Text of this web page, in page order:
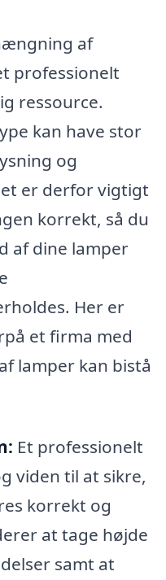
af
professionelt
ressource.
kan have stor
og
er derfor vigtigt
korrekt, så du
af dine lamper
Her er
et firma med
lamper kan bistå
Et professionelt
viden til at sikre,
korrekt og
at tage højde
samt at